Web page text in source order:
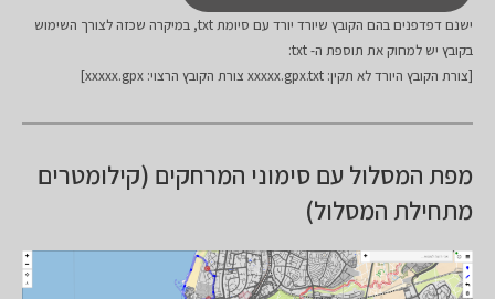
ישנם דפדפנים בהם הקובץ שיורד יורד עם סיומת txt, במיקרה שכזה לצורך השימוש
בקובץ יש למחוק את תוספת ה- txt:
[צורת הקובץ היורד לא תקין: xxxxx.gpx.txt צורת הקובץ הרצוי: xxxxx.gpx]
מפת המסלול עם סימוני המרחקים (קילומטרים
מתחילת המסלול)